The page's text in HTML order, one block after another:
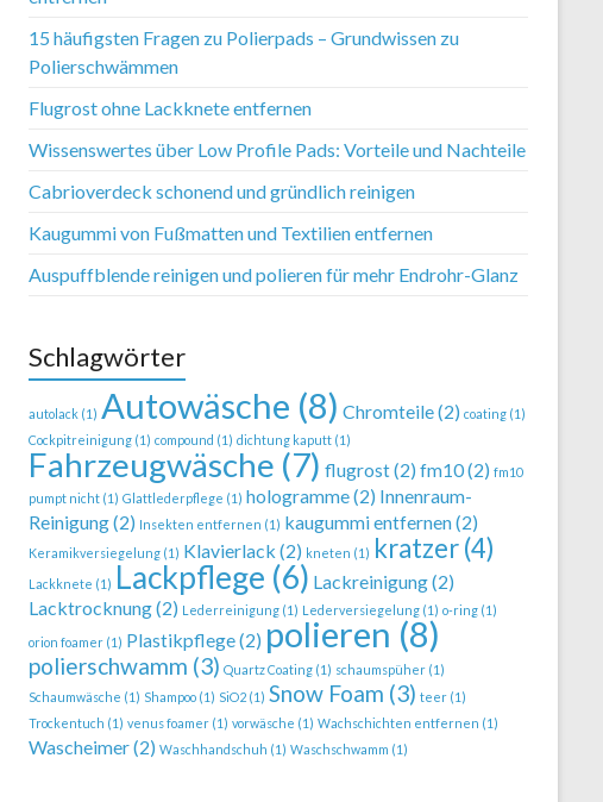
15 häufigsten Fragen zu Polierpads – Grundwissen zu
Polierschwämmen
Flugrost ohne Lackknete entfernen
Wissenswertes über Low Profile Pads: Vorteile und Nachteile
Cabrioverdeck schonend und gründlich reinigen
Kaugummi von Fußmatten und Textilien entfernen
Auspuffblende reinigen und polieren für mehr Endrohr-Glanz
Schlagwörter
autolack (1) Autowäsche (8) Chromteile(2) coating (1)
Cockpitreinigung (1) compound (1) dichtung kaputt (1)
Fahrzeugwäsche (7) flugrost(2) fm10(2) fm10
pumpt nicht (1) Glattlederpflege (1) hologramme(2) Innenraum-
Reinigung(2) Insekten entfernen (1) kaugummi entfernen(2)
Keramikversiegelung (1) Klavierlack (2) kneten (1) kratzer(4)
Lackknete (1) Lackpflege (6) Lackreinigung(2)
Lacktrocknung(2) Lederreinigung (1) Lederversiegelung (1) o-ring (1)
orion foamer (1) Plastikpflege(2) polieren (8)
polierschwamm (3) Quartz Coating (1) schaumspüher (1)
Schaumwäsche (1) Shampoo (1) SiO2 (1) Snow Foam (3) teer (1)
Trockentuch (1) venus foamer (1) vorwäsche (1) Wachschichten entfernen (1)
Wascheimer(2) Waschhandschuh (1) Waschschwamm (1)